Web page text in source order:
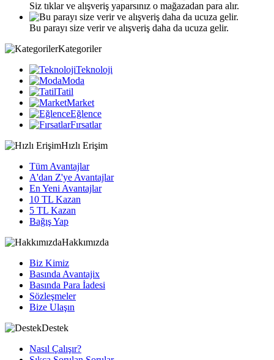
Siz tıklar ve alışveriş yaparsınız o mağazadan para alır.
Bu parayı size verir ve alışveriş daha da ucuza gelir.
Kategoriler
Teknoloji
Moda
Tatil
Market
Eğlence
Fırsatlar
Hızlı Erişim
Tüm Avantajlar
A'dan Z'ye Avantajlar
En Yeni Avantajlar
10 TL Kazan
5 TL Kazan
Bağış Yap
Hakkımızda
Biz Kimiz
Basında Avantajix
Basında Para İadesi
Sözleşmeler
Bize Ulaşın
Destek
Nasıl Çalışır?